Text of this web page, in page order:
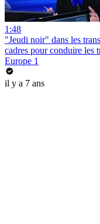
1:48
"Jeudi noir" dans les
cadres pour conduire les
Europe 1
il y a 7 ans